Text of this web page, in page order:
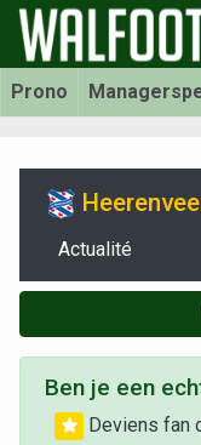
Prono
Actualité
Ben je een
Deviens fan